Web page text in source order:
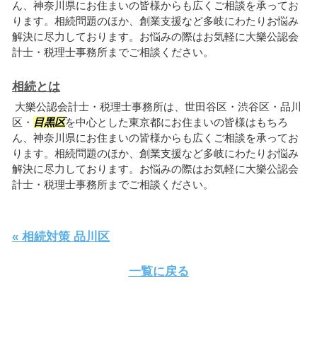
ん、神奈川県にお住まいの皆様からも広くご相談を承ってお
ります。相続問題のほか、創業支援など多岐にわたりお悩み
解決に尽力しております。お悩みの際はお気軽に大樂公認会
計士・税理士事務所までご相談ください。
相続とは
大樂公認会計士・税理士事務所は、世田谷区・渋谷区・品川
区・ 目黒区を中心とした東京都にお住まいの皆様はもちろ
ん、神奈川県にお住まいの皆様からも広くご相談を承ってお
ります。相続問題のほか、創業支援など多岐にわたりお悩み
解決に尽力しております。お悩みの際はお気軽に大樂公認会
計士・税理士事務所までご相談ください。
« 相続対策 品川区
一覧に戻る